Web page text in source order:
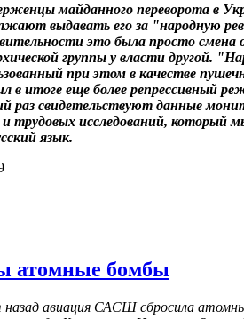
майданного переворота в
выдавать его за "народную
это была просто смена
группы у власти другой.
при этом в качестве
в итоге еще более репрессивный
раз свидетельствуют данные
трудовых исследований, который
язык.
атомные бомбы
назад авиация САСШ сбросила